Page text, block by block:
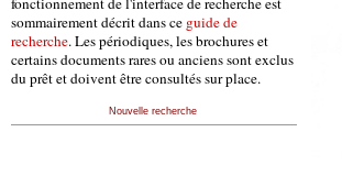
sommairement décrit dans ce guide de
recherche. Les périodiques, les brochures et
certains documents rares ou anciens sont exclus
du prêt et doivent être consultés sur place.
Nouvelle recherche